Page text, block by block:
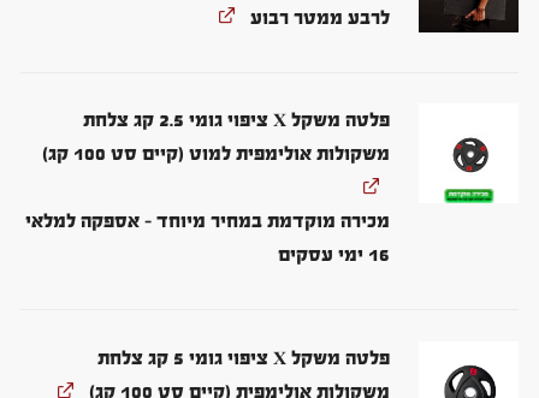
לרבע ממטר רבוע
פלטה משקל X ציפוי גומי 2.5 קג צלחת
משקולות אולימפית למוט (קיים סט 100 קג)
מכירה מוקדמת במחיר מיוחד – אספקה למלאי
16 ימי עסקים
פלטה משקל X ציפוי גומי 5 קג צלחת
משקולות אולימפית (קיים סט 100 קג)